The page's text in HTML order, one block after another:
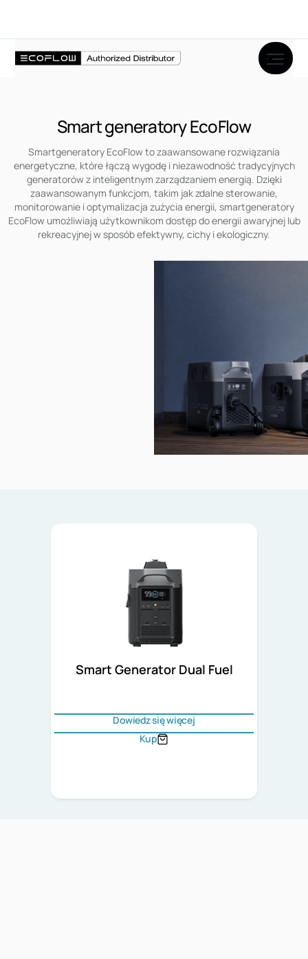
Smart generatory EcoFlow
Smartgeneratory EcoFlow to zaawansowane rozwiązania
energetyczne, które łączą wygodę i niezawodność tradycyjnych
generatorów z inteligentnym zarządzaniem energią. Dzięki
zaawansowanym funkcjom, takim jak zdalne sterowanie,
monitorowanie i optymalizacja zużycia energii, smartgeneratory
EcoFlow umożliwiają użytkownikom dostęp do energii awaryjnej lub
rekreacyjnej w sposób efektywny, cichy i ekologiczny.
Smart Generator Dual Fuel
Dowiedz się więcej
Kup